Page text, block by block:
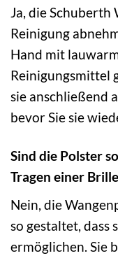
Ja, die Schuberth
Reinigung
Hand mit
Reinigungsmittel
sie anschließend
bevor Sie sie
Sind die Polster
Tragen einer
Nein, die
so gestaltet,
ermöglichen. Sie